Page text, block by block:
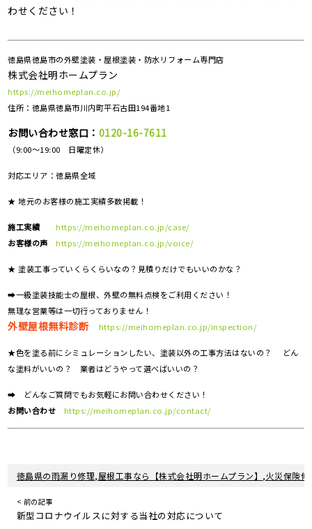
わせください！
徳島県徳島市の外壁塗装・屋根塗装・防水リフォーム専門店
株式会社明ホームプラン
https://meihomeplan.co.jp/
住所：徳島県徳島市川内町平石古田194番地1
お問い合わせ窓口： 0120-16-7611
（9:00～19:00 日曜定休）
対応エリア：徳島県全域
★ 地元のお客様の施工実績多数掲載！
施工実績
https://meihomeplan.co.jp/case/
お客様の声
https://meihomeplan.co.jp/voice/
★ 塗装工事っていくらくらいなの？見積りだけでもいいのかな？
➡一級塗装技能士の屋根、外壁の無料点検をご利用ください！
無理な営業等は一切行っておりません！
外壁屋根無料診断 https://meihomeplan.co.jp/inspection/
★色を塗る前にシミュレーションしたい、塗装以外の工事方法はないの？ どん
な塗料がいいの？ 業者はどうやって選べばいいの？
➡ どんなご質問でもお気軽にお問い合わせください！
お問い合わせ
https://meihomeplan.co.jp/contact/
徳島県の雨漏り修理,屋根工事なら【株式会社明ホームプラン】,火災保険修
< 前の記事
新型コロナウイルスに対する当社の対応について